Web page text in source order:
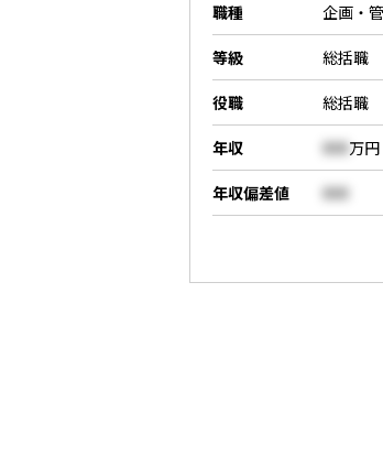
職種 企画・
等級 総括職
役職 総括職
年収 000 万円
年収偏差値 000